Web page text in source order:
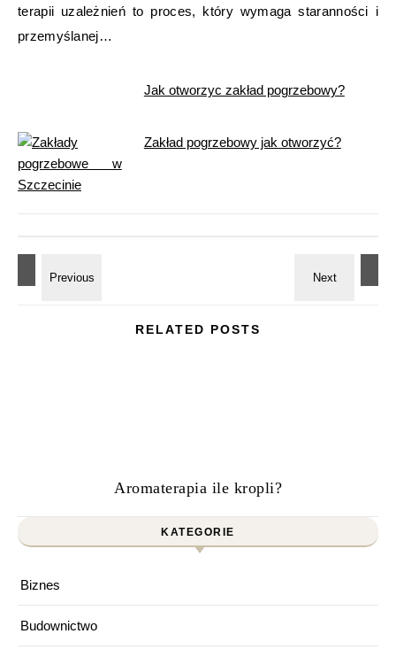
terapii uzależnień to proces, który wymaga staranności i
przemyślanej…
Jak otworzyc zakład pogrzebowy?
Zakład pogrzebowy jak otworzyć?
RELATED POSTS
Aromaterapia ile kropli?
KATEGORIE
Biznes
Budownictwo